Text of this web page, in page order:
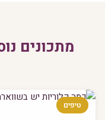
מתכונים
טיפים